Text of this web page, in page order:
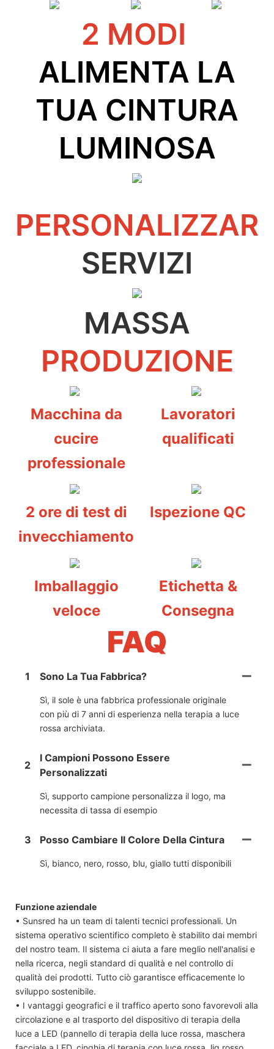
2 MODI
ALIMENTA LA
TUA CINTURA
LUMINOSA
SERVIZI
MASSA
PRODUZIONE
Macchina da
cucire
professionale
Lavoratori
qualificati
2 ore di test di
invecchiamento
Ispezione QC
Imballaggio
veloce
Etichetta &
Consegna
FAQ
1 Sono La Tua Fabbrica?
Sì, il sole è una fabbrica professionale originale
con più di 7 anni di esperienza nella terapia a luce
rossa archiviata.
2
I Campioni Possono Essere
Personalizzati
Sì, supporto campione personalizza il logo, ma
necessita di tassa di esempio
3 Posso Cambiare Il Colore Della Cintura
Sì, bianco, nero, rosso, blu, giallo tutti disponibili
Funzione aziendale
• Sunsred ha un team di talenti tecnici professionali. Un
sistema operativo scientifico completo è stabilito dai membri
del nostro team. Il sistema ci aiuta a fare meglio nell'analisi e
nella ricerca, negli standard di qualità e nel controllo di
qualità dei prodotti. Tutto ciò garantisce efficacemente lo
sviluppo sostenibile.
• I vantaggi geografici e il traffico aperto sono favorevoli alla
circolazione e al trasporto del dispositivo di terapia della
luce a LED (pannello di terapia della luce rossa, maschera